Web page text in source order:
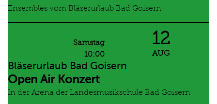
Ensembles vom Bläserurlaub Bad Goisern
Samstag
10:00
12
AUG
Bläserurlaub Bad Goisern
Open Air Konzert
In der Arena der Landesmusikschule Bad Goisern